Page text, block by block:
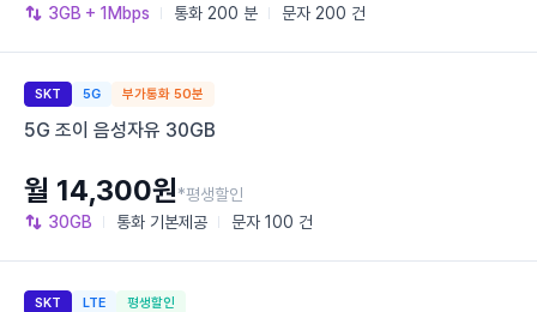
3GB + 1Mbps 통화 200 분 문자 200 건
SKT 5G 부가통화 50분
5G 조이 음성자유 30GB
30GB 통화 기본제공 문자 100 건
월 14,300원*평생할인
SKT LTE 평생할인